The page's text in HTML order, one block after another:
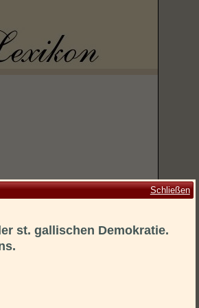
Schließen
st. gallischen Demokratie.